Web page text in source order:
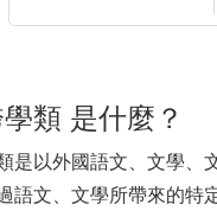
類 是什麼？
是以外國語文、文學、
語文、文學所帶來的特